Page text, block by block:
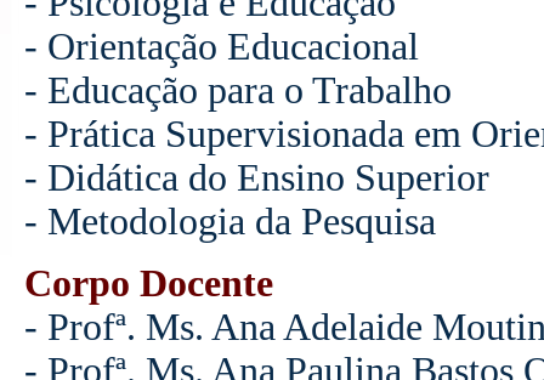
- Orientação Educacional
- Educação para o Trabalho
- Prática Supervisionada em
- Didática do Ensino Superior
- Metodologia da Pesquisa
Corpo Docente
- Profª. Ms. Ana Adelaide
- Profª. Ms. Ana Paulina Bastos